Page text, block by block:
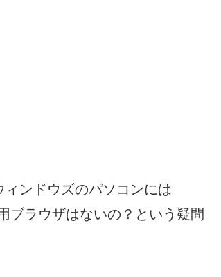
ンドウズのパソコンには
ブラウザはないの？という疑問